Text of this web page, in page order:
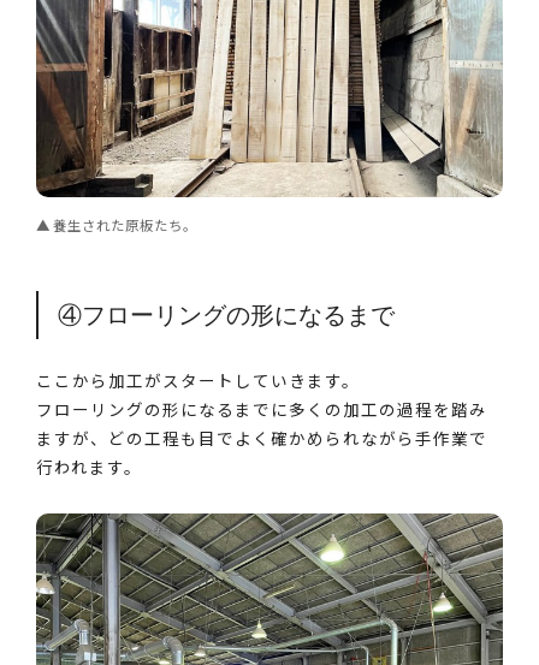
養生された原板たち。
④フローリングの形になるまで
ここから加工がスタートしていきます。
フローリングの形になるまでに多くの加工の過程を踏み
ますが、どの工程も目でよく確かめられながら手作業で
行われます。